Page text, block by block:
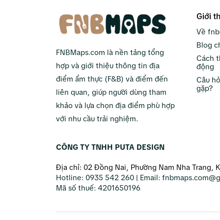
FNBMaps.com là nền tảng tổng
hợp và giới thiệu thông tin địa
điểm ẩm thực (F&B) và điểm đến
liên quan, giúp người dùng tham
khảo và lựa chọn địa điểm phù hợp
với nhu cầu trải nghiệm.
Giới
Về
Blog
Cách
động
Câu
gặp?
CÔNG TY TNHH PUTA DESIGN
Địa chỉ: 02 Đồng Nai, Phường Nam Nha Trang,
Hotline: 0935 542 260 | Email:
Mã số thuế: 4201650196